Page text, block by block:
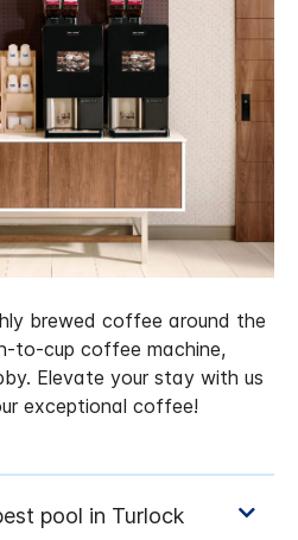
brewed coffee around the
to-cup coffee machine,
Elevate your stay with us
exceptional coffee!